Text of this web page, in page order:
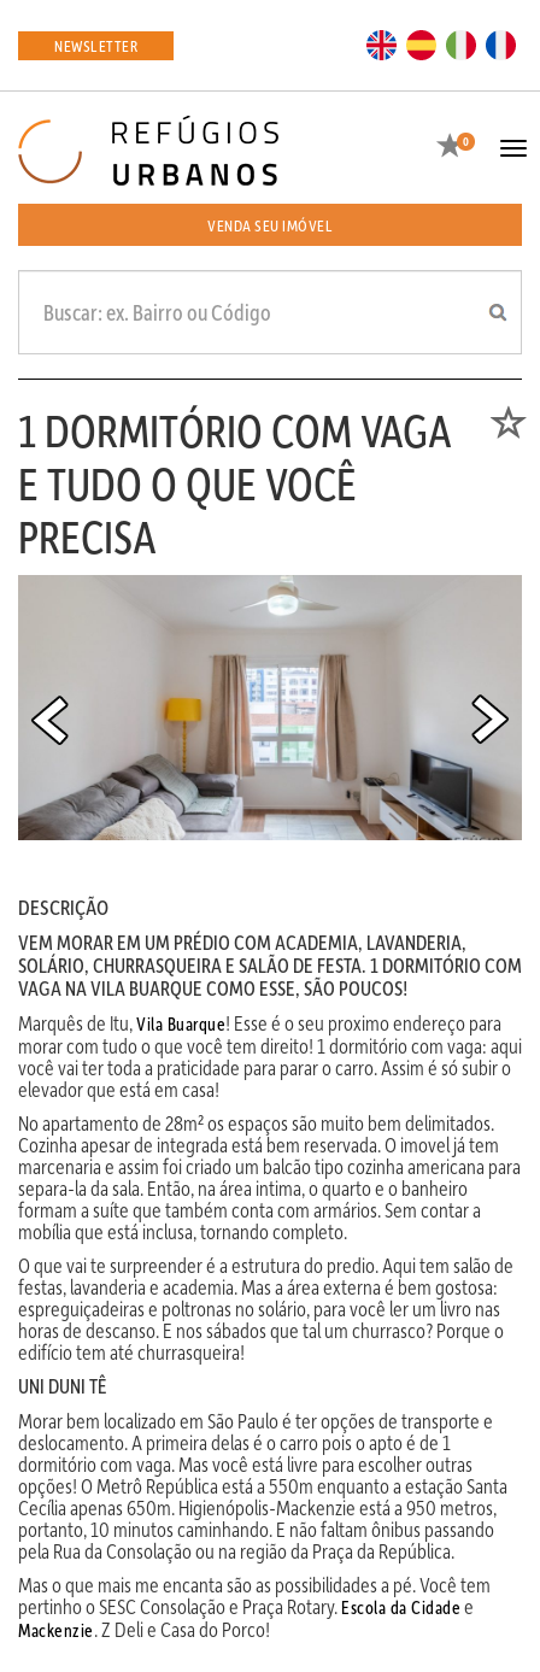
NEWSLETTER EN ES
Favoritos
0
VENDA SEU IMÓVEL
1 DORMITÓRIO COM VAGA
E TUDO O QUE VOCÊ
PRECISA
DESCRIÇÃO
VEM MORAR EM UM PRÉDIO COM ACADEMIA, LAVANDERIA,
SOLÁRIO, CHURRASQUEIRA E SALÃO DE FESTA. 1 DORMITÓRIO COM
VAGA NA VILA BUARQUE COMO ESSE, SÃO POUCOS!
Marquês de Itu,Vila Buarque! Esse é o seu proximo endereço para
morar com tudo o que você tem direito! 1 dormitório com vaga: aqui
você vai ter toda a praticidade para parar o carro. Assim é só subir o
elevador que está em casa!
No apartamento de 28m² os espaços são muito bem delimitados.
Cozinha apesar de integrada está bem reservada. O imovel já tem
marcenaria e assim foi criado um balcão tipo cozinha americana para
separa-la da sala. Então, na área intima, o quarto e o banheiro
formam a suíte que também conta com armários. Sem contar a
mobília que está inclusa, tornando completo.
O que vai te surpreender é a estrutura do predio. Aqui tem salão de
festas, lavanderia e academia. Mas a área externa é bem gostosa:
espreguiçadeiras e poltronas no solário, para você ler um livro nas
horas de descanso. E nos sábados que tal um churrasco? Porque o
edifício tem até churrasqueira!
UNI DUNI TÊ
Morar bem localizado em São Paulo é ter opções de transporte e
deslocamento. A primeira delas é o carro pois o apto é de 1
dormitório com vaga. Mas você está livre para escolher outras
opções! O Metrô República está a 550m enquanto a estação Santa
Cecília apenas 650m. Higienópolis-Mackenzie está a 950 metros,
portanto, 10 minutos caminhando. E não faltam ônibus passando
pela Rua da Consolação ou na região da Praça da República.
Mas o que mais me encanta são as possibilidades a pé. Você tem
pertinho o SESC Consolação e Praça Rotary. Escola da Cidade e
Mackenzie. Z Deli e Casa do Porco!